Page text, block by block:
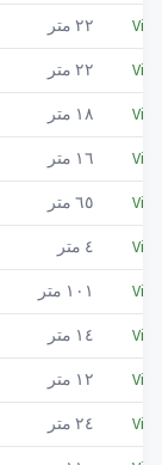
٢٢ متر
٢٢ متر
١٨ متر
١٦ متر
٦٥ متر
٤ متر
١٠١ متر
١٤ متر
١٢ متر
٢٤ متر